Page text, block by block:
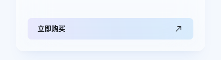
立即购买